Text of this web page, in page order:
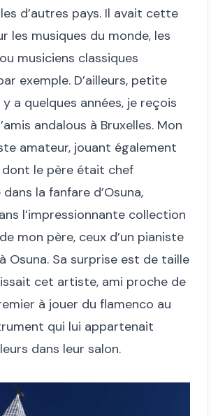
d’autres pays. Il avait cette
les musiques du monde, les
musiciens classiques
exemple. D’ailleurs, petite
a quelques années, je reçois
andalous à Bruxelles. Mon
amateur, jouant également
le père était chef
la fanfare d’Osuna,
l’impressionnante collection
mon père, ceux d’un pianiste
Osuna. Sa surprise est de taille
cet artiste, ami proche de
à jouer du flamenco au
qui lui appartenait
dans leur salon.